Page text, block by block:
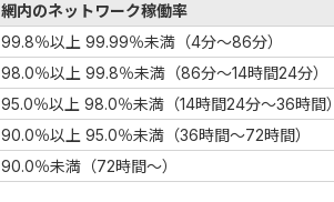
網内のネットワーク稼働率
99.8％以上 99.99％未満（4分～86分）
98.0％以上 99.8％未満（86分～14時間24分）
95.0％以上 98.0％未満（14時間24分～36時間）
90.0％以上 95.0％未満（36時間～72時間）
90.0％未満（72時間～）